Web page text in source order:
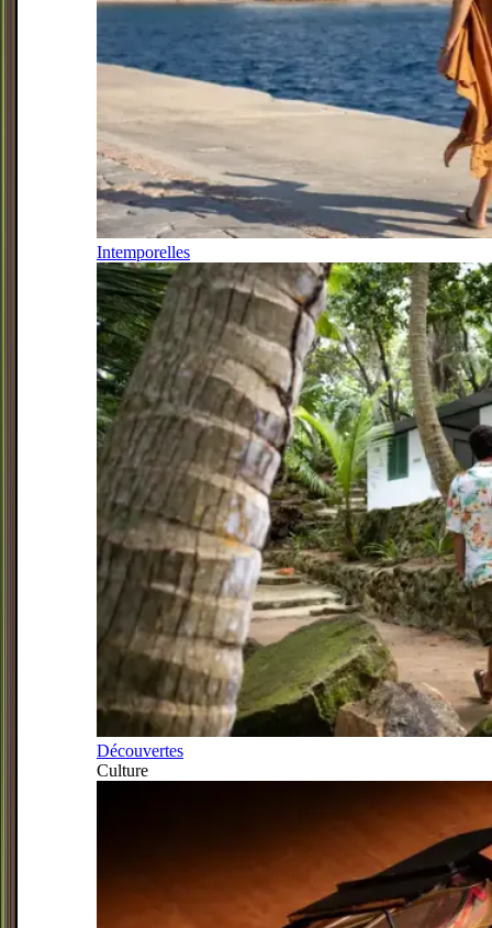
Intemporelles
Découvertes
Culture